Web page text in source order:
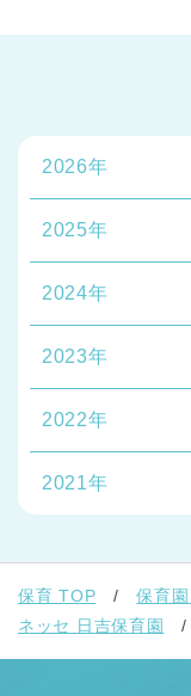
2026年
2025年
2024年
2023年
2022年
2021年
保育 TOP 保育
ネッセ 日吉保育園